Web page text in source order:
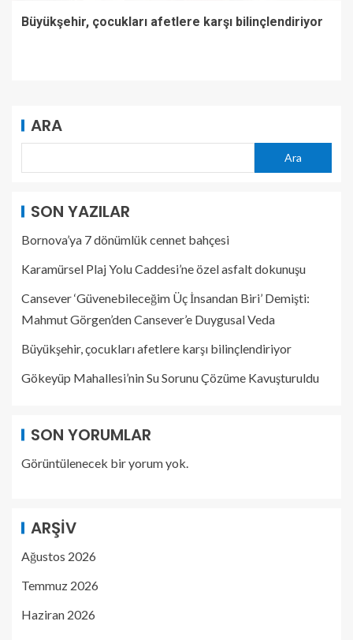
Büyükşehir, çocukları afetlere karşı bilinçlendiriyor
ARA
Ara
SON YAZILAR
Bornova’ya 7 dönümlük cennet bahçesi
Karamürsel Plaj Yolu Caddesi’ne özel asfalt dokunuşu
Cansever ‘Güvenebileceğim Üç İnsandan Biri’ Demişti:
Mahmut Görgen’den Cansever’e Duygusal Veda
Büyükşehir, çocukları afetlere karşı bilinçlendiriyor
Gökeyüp Mahallesi’nin Su Sorunu Çözüme Kavuşturuldu
SON YORUMLAR
Görüntülenecek bir yorum yok.
ARŞIV
Ağustos 2026
Temmuz 2026
Haziran 2026